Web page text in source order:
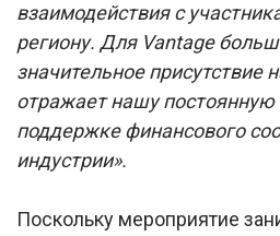
взаимодействия с
региону. Для Vantage
значительное присутствие
отражает нашу
поддержке финансового
индустрии».
Поскольку мероприятие